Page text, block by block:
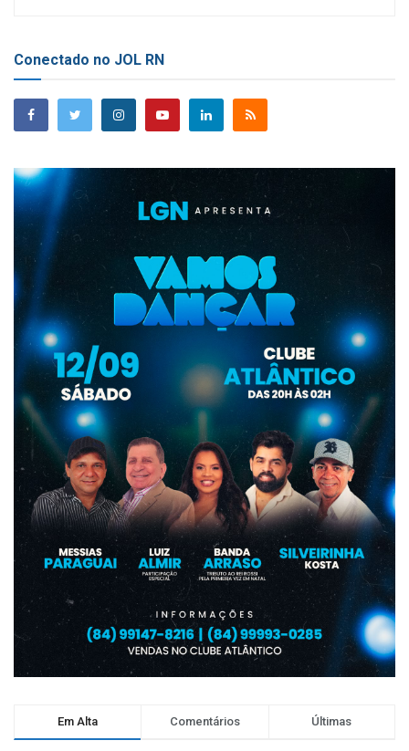
Conectado no JOL RN
Em Alta Comentários Últimas